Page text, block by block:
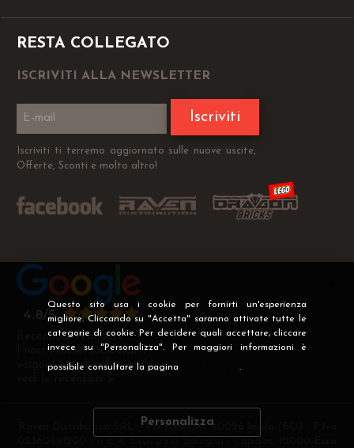
Questo sito usa i cookie per fornirti un'esperienza
migliore. Cliccando su "Accetta" saranno attivate tutte le
categorie di cookie. Per decidere quali accettare, cliccare
invece su "Personalizza". Per maggiori informazioni è
possibile consultare la pagina .
Personalizza
RESTA COLLEGATO
ISCRIVITI ALLA NEWSLETTER
Iscriviti
Iscriviti ti terremo aggiornato sulle nuove uscite,
Offerte, Sconti e molto altro!
Recensioni Verificate
I nostri clienti soddisfatti
valgono più di mille parole
Raven Distribution SRL - Via Fanin 30, 40026 Imola (BO) - P.Iva